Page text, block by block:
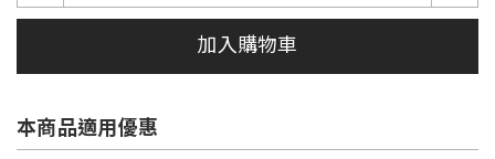
加入購物車
本商品適用優惠